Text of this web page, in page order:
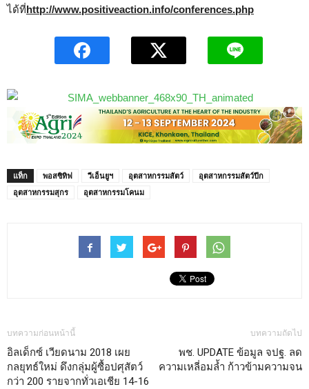
ได้ที่http://www.positiveaction.info/conferences.php
แท็ก พอสซิทิฟ วีเอ็นยูฯ อุตสาหกรรมสัตว์
อุตสาหกรรมสัตว์ปีก
อุตสาหกรรมสุกร
อุตสาหกรรมโคนม
บทความก่อนหน้านี้
อิลเด็กซ์ เวียดนาม 2018 เผย
กลยุทธ์ใหม่ ดึงกลุ่มผู้ซื้อปศุสัตว์
กว่า 200 รายจากทั่วเอเชีย 14-16
บทความถัดไป
พช. UPDATE ข้อมูล จปฐ. ลด
ความเหลี่อมล้ำ ก้าวข้ามความจน